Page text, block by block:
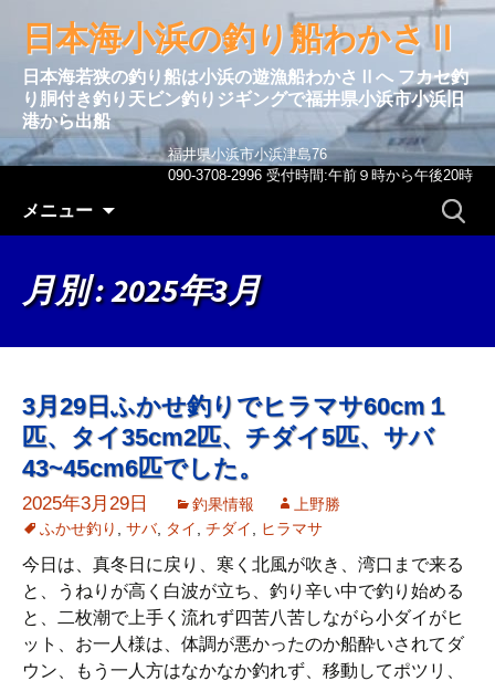
日本海小浜の釣り船わかさⅡ
日本海若狭の釣り船は小浜の遊漁船わかさⅡへ フカセ釣
り胴付き釣り天ビン釣りジギングで福井県小浜市小浜旧
港から出船
福井県小浜市小浜津島76
090-3708-2996 受付時間:午前９時から午後20時
メニュー
検
月別 : 2025年3月
3月29日ふかせ釣りでヒラマサ60cm１
匹、タイ35cm2匹、チダイ5匹、サバ
43~45cm6匹でした。
2025年3月29日 釣果情報
上野勝
ふかせ釣り
サバ, タイ チダイ ヒラマサ
今日は、真冬日に戻り、寒く北風が吹き、湾口まで来る
と、うねりが高く白波が立ち、釣り辛い中で釣り始める
と、二枚潮で上手く流れず四苦八苦しながら小ダイがヒ
ット、お一人様は、体調が悪かったのか船酔いされてダ
ウン、もう一人方はなかなか釣れず、移動してポツリ、